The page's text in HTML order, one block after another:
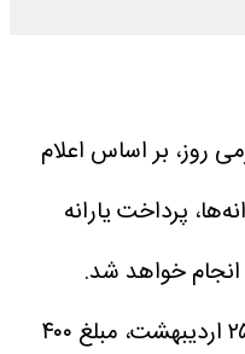
روز، بر اساس اعلام
پرداخت یارانه
خواهد شد.
دهک‌های اول تا سوم در تاریخ ۲۵ اردیبهشت، مبلغ ۴۰۰